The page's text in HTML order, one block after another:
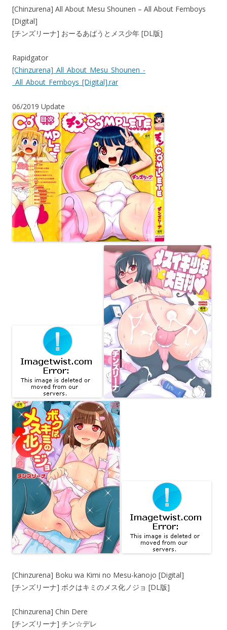
[Chinzurena] All About Mesu Shounen – All About Femboys
[Digital]
[チンズリーナ] おーるあばうとメス少年 [DL版]
Rapidgator
[Chinzurena]_All_About_Mesu_Shounen_-
_All_About_Femboys_[Digital].rar
06/2019 Update
[Chinzurena] Boku wa Kimi no Mesu-kanojo [Digital]
[チンズリーナ] ボクはキミのメス化ノジョ [DL版]
[Chinzurena] Chin Dere
[チンズリーナ] チン☆デレ